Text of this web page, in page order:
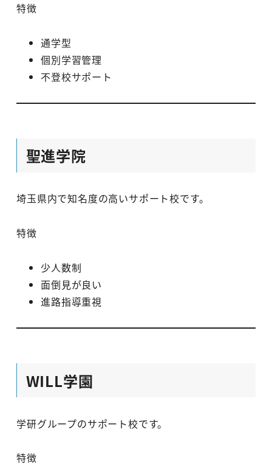
特徴
通学型
個別学習管理
不登校サポート
聖進学院
埼玉県内で知名度の高いサポート校です。
特徴
少人数制
面倒見が良い
進路指導重視
WILL学園
学研グループのサポート校です。
特徴